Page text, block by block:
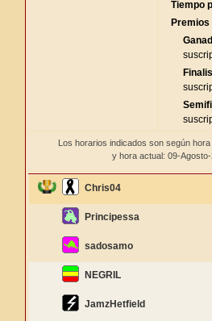
Tiempo
Premios
Los horarios indicados son según
y hora actual: 09-Agosto-
Chris04
Principessa
sadosamo
NEGRIL
JamzHetfield